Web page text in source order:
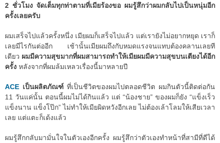
2 ชั่วโมง จัดเต็มทุกท่าตามที่เมียร้องขอ ผมรู้สึกว่าผมกลับไปเป็นหนุ่มอีก
ครั้งเลยครับ
ผมเสร็จไปแล้วครั้งหนึ่ง เมียผมก็เสร็จไปแล้ว แต่เรายังไม่อยากหยุด เราก็
เลยมีไรกันต่ออีก เช้านั้นเมียผมถึงกับหมดแรงจนแทบต้องคลานเลยที
เดียว ผมมีความสุขมากที่ผมสามารถทำให้เมียผมมีความสุขบนเตียงได้อีก
ครั้ง หลังจากที่ผมล้มเหลวเรื่องนี้มาหลายปี
ACE เป็นผลิตภัณฑ์ที่เป็นชีวิตของผมไปตลอดชีวิต ผมกินตัวนี้ติดต่อกัน
11 วันแค่นั้น ตอนนี้ผมไม่ได้กินแล้ว แต่ “น้องชาย” ของผมก็ยัง “แข็งเร็ว
แข็งนาน แข็งโป๊ก” ไม่ทำให้เมียผิดหวังอีกเลย ไม่ต้องเล้าโลมให้เสียเวลา
เลย แต่แตะก็เด้งแล้ว
ผมรู้สึกกลับมามั่นใจในตัวเองอีกครั้ง ผมรู้สึกว่าตัวเองทำหน้าที่สามีที่ดีได้